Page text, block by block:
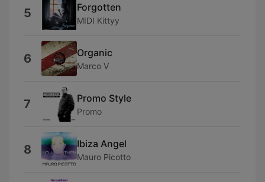
5 Forgotten
MIDI Kittyy
6 Organic
Marco V
7 Promo Style
Promo
8 Ibiza Angel
Mauro Picotto